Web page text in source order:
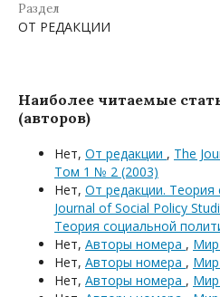
Раздел
ОТ РЕДАКЦИИ
Наиболее читаемые
(авторов)
Нет, От редакции , The
Том 1 № 2 (2003)
Нет, От редакции. Теория
Journal of Social Policy
Теория социальной
Нет, Авторы номера , Мир
Нет, Авторы номера , Мир
Нет, Авторы номера , Мир